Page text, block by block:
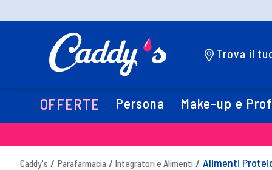
Trova il
OFFERTE Persona Make-up e
Caddy's Parafarmacia Integratori e Alimenti Alimenti